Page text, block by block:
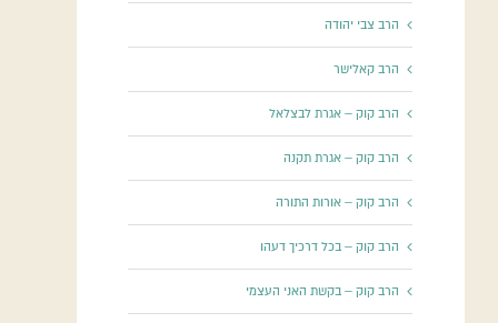
הרב צבי יהודה
הרב קאלישר
הרב קוק – אגרת לבצלאל
הרב קוק – אגרת תקנה
הרב קוק – אורות התורה
הרב קוק – בכל דרכיך דעהו
הרב קוק – בקשת האני העצמי